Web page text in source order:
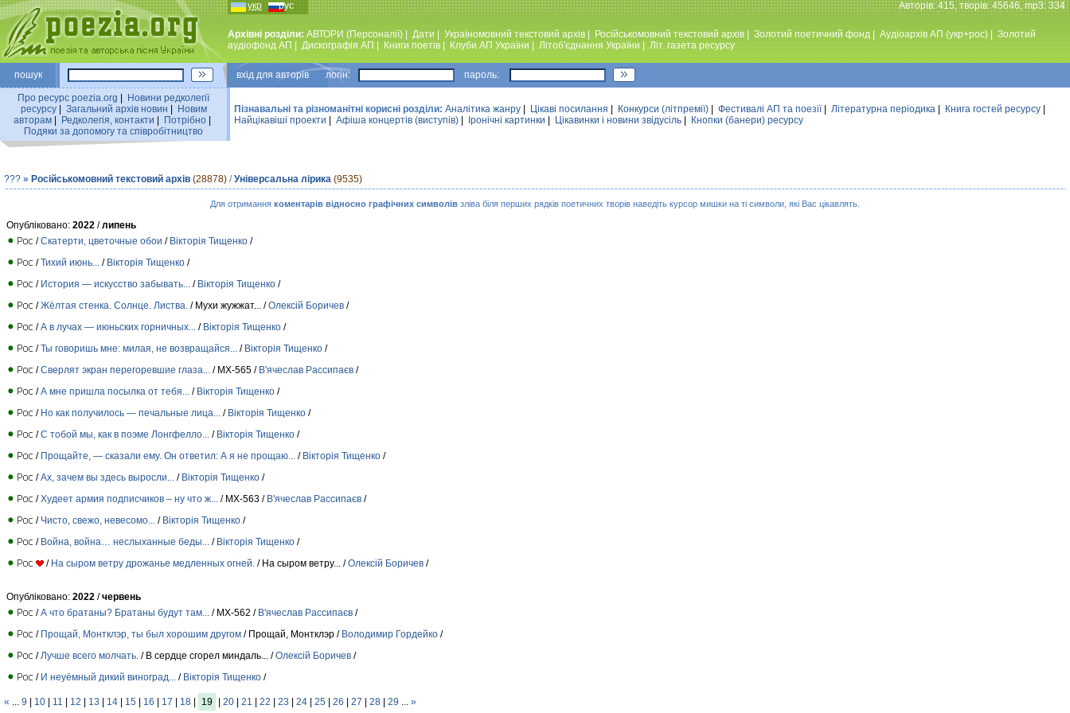
укр рус Авторiв: 415, творiв: 45646, mp3: 334
Архівні розділи: АВТОРИ (Персоналії) Дати Україномовний текстовий архiв Російськомовний текстовий архів Золотий поетичний фонд Аудiоархiв АП (укр+рос)
Золотий
аудiофонд АП
Дискографiя АП Книги поетiв Клуби АП України Лiтоб'єднання України Лiт. газета ресурсу
пошук вхiд для авторiв логін: пароль:
Про ресурс poezia.org
Новини редколегiї
ресурсу| Загальний архiв новин
Новим
авторам
Редколегiя, контакти Потрiбно
Подяки за допомогу та співробітництво
Пізнавальні та різноманітні корисні розділи: Аналiтика жанру Цікаві посилання Конкурси (лiтпремiї) Фестивалi АП та поезiї| Літературна періодика Книга гостей ресурсу
Найцiкавiшi проекти
Афіша концертів (виступів) Iронiчнi картинки Цікавинки і новини звідусіль Кнопки (банери) ресурсу
??? » Російськомовний текстовий архів (28878) /Універсальна лірика (9535)
Для отримання коментарів відносно графічних символів зліва біля перших рядків поетичних творів наведіть курсор мишки на ті символи, які Вас цікавлять.
Опубліковано: 2022 /липень
/Скатерти, цветочные обои / Вiкторiя Тищенко /
/Тихий июнь... / Вiкторiя Тищенко /
/ История — искусство забывать... / Вiкторiя Тищенко /
/Жёлтая стенка. Солнце. Листва. / Мухи жужжат... /Олексій Боричев /
/А в лучах — июньских горничных... / Вiкторiя Тищенко /
/Ты говоришь мне: милая, не возвращайся... / Вiкторiя Тищенко /
/Сверлят экран перегоревшие глаза... / МХ-565 / В'ячеслав Рассипаєв /
/А мне пришла посылка от тебя... / Вiкторiя Тищенко /
/ Но как получилось — печальные лица... / Вiкторiя Тищенко /
/С тобой мы, как в поэме Лонгфелло... / Вiкторiя Тищенко /
/ Прощайте, — сказали ему. Он ответил: А я не прощаю... / Вiкторiя Тищенко /
/Ах, зачем вы здесь выросли... / Вiкторiя Тищенко /
/Худеет армия подписчиков – ну что ж... / МХ-563 / В'ячеслав Рассипаєв /
/ Чисто, свежо, невесомо... / Вiкторiя Тищенко /
/ Война, война… неслыханные беды... / Вiкторiя Тищенко /
/ На сыром ветру дрожанье медленных огней. / На сыром ветру... /Олексій Боричев /
Опубліковано: 2022 /червень
/А что братаны? Братаны будут там... / МХ-562 / В'ячеслав Рассипаєв /
/ Прощай, Монтклэр, ты был хорошим другом / Прощай, Монтклэр / Володимир Гордейко /
/ Лучше всего молчать. / В сердце сгорел миндаль... /Олексій Боричев /
/ И неуёмный дикий виноград... / Вiкторiя Тищенко /
« 9 | 10 | 11 | 12 | 13 | 14 | 15 | 16 | 17 | 18 | 19 | 20 | 21 | 22 | 23 | 24 | 25 | 26 | 27 | 28 | 29 »